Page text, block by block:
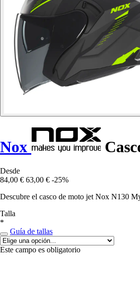
Nox
Desde
84,00 € 63,00 € -25%
Descubre el casco de moto jet Nox N130
Talla
*
Guía de tallas
Este campo es obligatorio